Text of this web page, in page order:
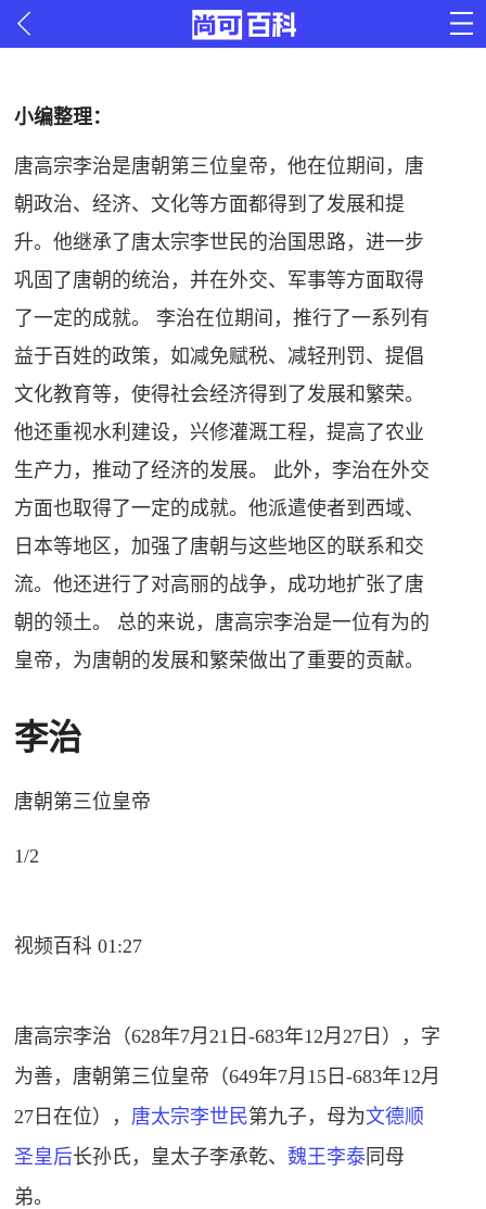
小编整理：
唐高宗李治是唐朝第三位皇帝，他在位期间，唐
朝政治、经济、文化等方面都得到了发展和提
升。他继承了唐太宗李世民的治国思路，进一步
巩固了唐朝的统治，并在外交、军事等方面取得
了一定的成就。 李治在位期间，推行了一系列有
益于百姓的政策，如减免赋税、减轻刑罚、提倡
文化教育等，使得社会经济得到了发展和繁荣。
他还重视水利建设，兴修灌溉工程，提高了农业
生产力，推动了经济的发展。 此外，李治在外交
方面也取得了一定的成就。他派遣使者到西域、
日本等地区，加强了唐朝与这些地区的联系和交
流。他还进行了对高丽的战争，成功地扩张了唐
朝的领土。 总的来说，唐高宗李治是一位有为的
皇帝，为唐朝的发展和繁荣做出了重要的贡献。
李治
唐朝第三位皇帝
1/2
视频百科 01:27
唐高宗李治（628年7月21日-683年12月27日），字
为善，唐朝第三位皇帝（649年7月15日-683年12月
27日在位）， 唐太宗李世民第九子，母为文德顺
圣皇后长孙氏，皇太子李承乾、魏王李泰同母
弟。